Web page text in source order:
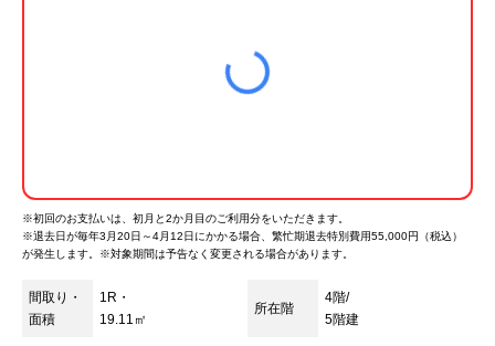
※初回のお支払いは、初月と2か月目のご利用分をいただきます。
※退去日が毎年3月20日～4月12日にかかる場合、繁忙期退去特別費用55,000円（税込）
が発生します。※対象期間は予告なく変更される場合があります。
間取り・
面積
1R・
19.11㎡
所在階
4階/
5階建